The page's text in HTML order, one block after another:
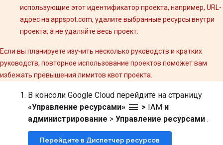
использующие этот идентификатор проекта, например, URL-
адрес на appspot.com, удалите выбранные ресурсы внутри
проекта, а не удаляйте весь проект.
Если вы планируете изучить несколько руководств и кратких
руководств, повторное использование проектов поможет вам
избежать превышения лимитов квот проекта.
В консоли Google Cloud перейдите на страницу
«Управление ресурсами» menu > IAM и
администрирование > Управление ресурсами .
Перейдите в Диспетчер ресурсов